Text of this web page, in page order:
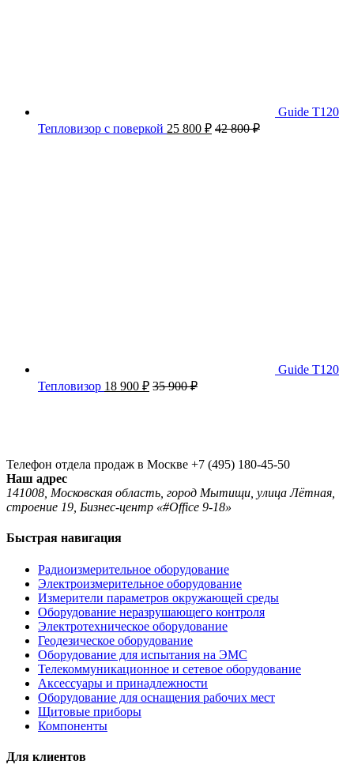
Guide T120
Тепловизор с поверкой 25 800 ₽ 42 800₽
Guide T120
Тепловизор 18 900 ₽ 35 900₽
Телефон отдела продаж в Москве +7 (495) 180-45-50
Наш адрес
141008, Московская область, город Мытищи, улица Лётная,
строение 19, Бизнес-центр «#Office 9-18»
Быстрая навигация
Радиоизмерительное оборудование
Электроизмерительное оборудование
Измерители параметров окружающей среды
Оборудование неразрушающего контроля
Электротехническое оборудование
Геодезическое оборудование
Оборудование для испытания на ЭМС
Телекоммуникационное и сетевое оборудование
Аксессуары и принадлежности
Оборудование для оснащения рабочих мест
Щитовые приборы
Компоненты
Для клиентов